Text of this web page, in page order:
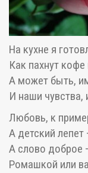
На кухне я
Как пахнут кофе
А может быть,
И наши чувства,
Любовь, к
А детский
А слово доброе
Ромашкой или